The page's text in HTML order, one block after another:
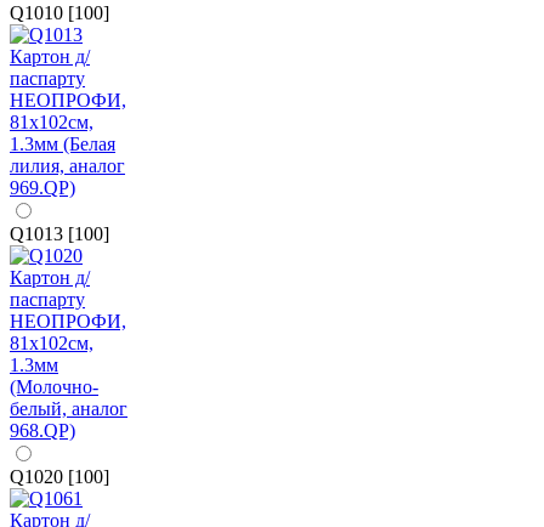
Q1010 [100]
Q1013 [100]
Q1020 [100]